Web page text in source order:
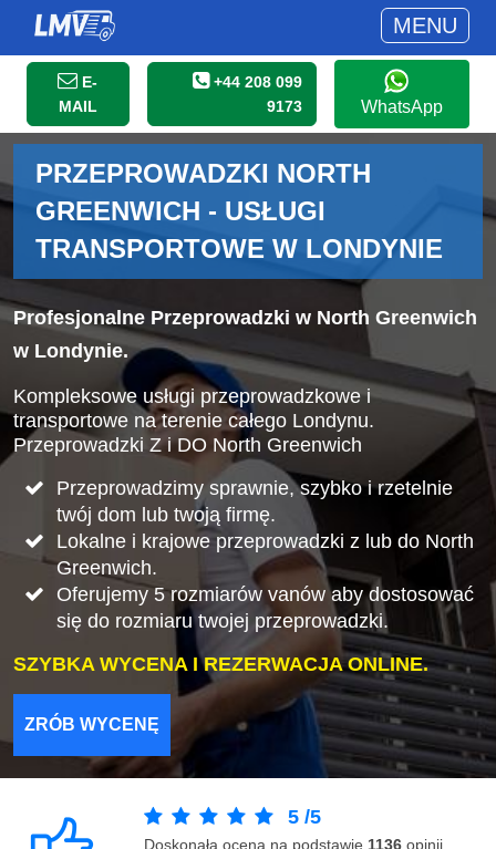
MENU
E-
MAIL
+44 208 099
9173
WhatsApp
PRZEPROWADZKI NORTH
GREENWICH - USŁUGI
TRANSPORTOWE W LONDYNIE
Profesjonalne Przeprowadzki w North Greenwich
w Londynie.
Kompleksowe usługi przeprowadzkowe i
transportowe na terenie całego Londynu.
Przeprowadzki Z i DO North Greenwich
Przeprowadzimy sprawnie, szybko i rzetelnie
twój dom lub twoją firmę.
Lokalne i krajowe przeprowadzki z lub do North
Greenwich.
Oferujemy 5 rozmiarów vanów aby dostosować
się do rozmiaru twojej przeprowadzki.
SZYBKA WYCENA I REZERWACJA ONLINE.
ZRÓB WYCENĘ
5 /5
Doskonała ocena na podstawie 1136 opinii